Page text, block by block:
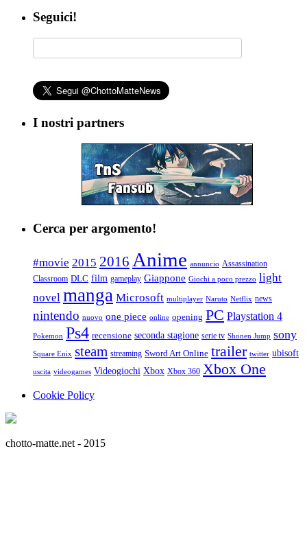
Seguici!
I nostri partners
Cerca per argomento!
#movie 2015 2016 Anime annuncio Assassination
Classroom DLC film gameplay Giappone Giochi a poco prezzo light
novel manga Microsoft multiplayer Naruto Netflix news
nintendo nuovo one piece online opening PC Playstation 4
Pokemon Ps4 recensione seconda stagione serie tv Shonen Jump sony
Square Enix steam streaming Sword Art Online trailer twitter ubisoft
uscita videogames Videogiochi Xbox Xbox 360 Xbox One
Cookie Policy
chotto-matte.net - 2015